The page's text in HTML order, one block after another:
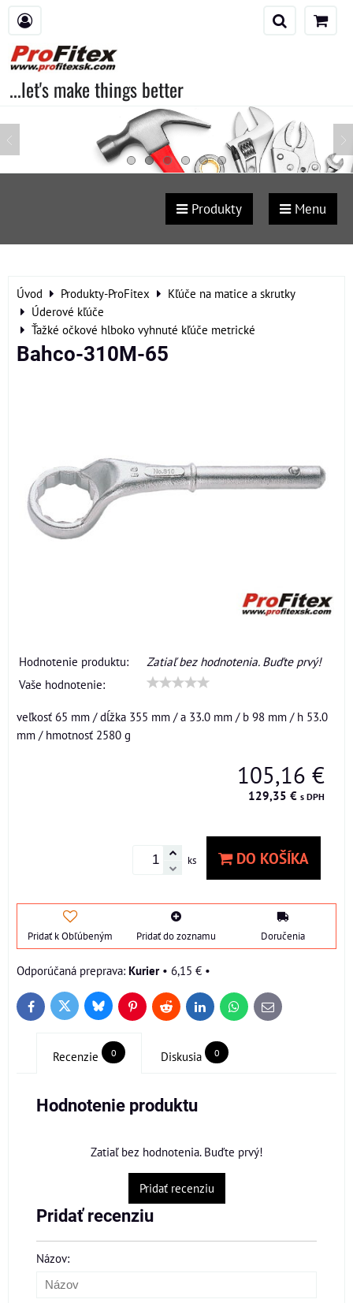
...let's make things better
Produkty Menu
Úvod Produkty-ProFitex
Kľúče na matice a skrutky
Úderové kľúče
Ťažké očkové hlboko vyhnuté kľúče metrické
Bahco-310M-65
Hodnotenie produktu:
Zatiaľ bez hodnotenia. Buďte prvý!
Vaše hodnotenie:
veľkosť 65 mm / dĺžka 355 mm / a 33.0 mm / b 98 mm / h 53.0
mm / hmotnosť 2580 g
105,16 €
129,35 € s DPH
ks DO KOŠÍKA
Pridať k Obľúbeným Pridať do zoznamu Doručenia
Kurier• 6,15 € •
FacebookTwitter BlueskyPinterestReddit LinkedInWhatsApp
E-
mail
Recenzie 0 Diskusia 0
Hodnotenie produktu
Zatiaľ bez hodnotenia. Buďte prvý!
Pridať recenziu
Pridať recenziu
Názov: